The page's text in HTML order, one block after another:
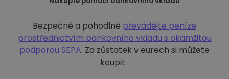
Bezpečně a pohodlně převádějte peníze
prostřednictvím bankovního vkladu s okamžitou
podporou SEPA. Za zůstatek v eurech si můžete
koupit .